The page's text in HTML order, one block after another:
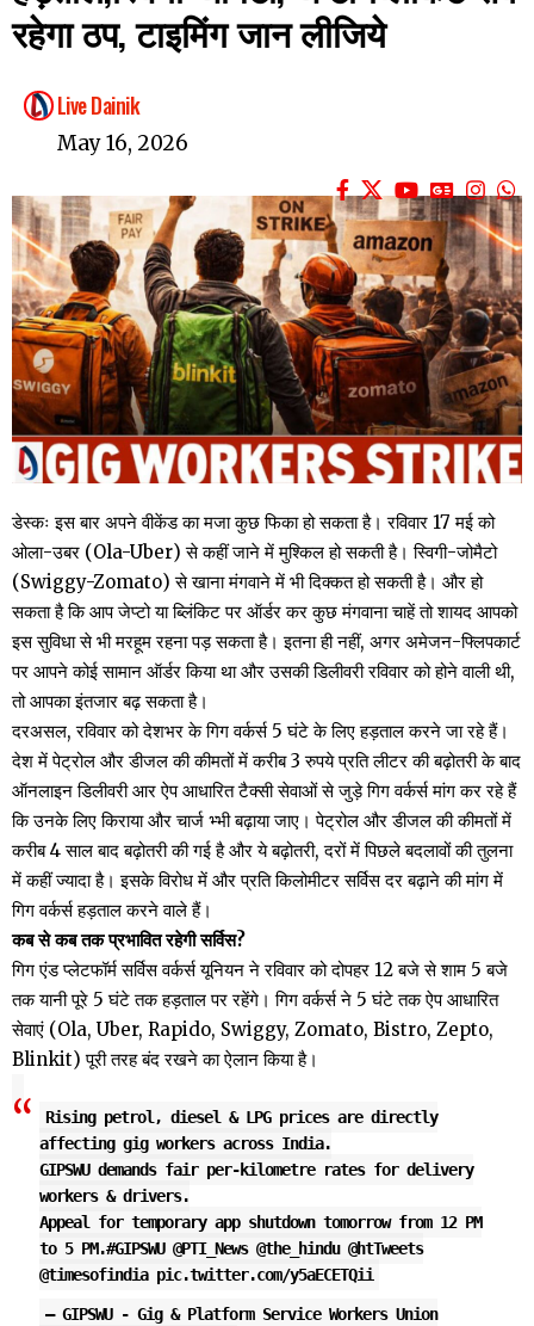
रहेगा ठप, टाइमिंग जान लीजिये
Live Dainik
May 16, 2026
डेस्कः इस बार अपने वीकेंड का मजा कुछ फिका हो सकता है। रविवार 17 मई को
ओला-उबर (Ola-Uber) से कहीं जाने में मुश्किल हो सकती है। स्विगी-जोमैटो
(Swiggy-Zomato) से खाना मंगवाने में भी दिक्‍कत हो सकती है। और हो
सकता है कि आप जेप्‍टो या ब्लिंकिट पर ऑर्डर कर कुछ मंगवाना चाहें तो शायद आपको
इस सुविधा से भी मरहूम रहना पड़ सकता है। इतना ही नहीं, अगर अमेजन-फ्लिपकार्ट
पर आपने कोई सामान ऑर्डर किया था और उसकी डिलीवरी रविवार को होने वाली थी,
तो आपका इंतजार बढ़ सकता है।
दरअसल, रविवार को देशभर के गिग वर्कर्स 5 घंटे के लिए हड़ताल करने जा रहे हैं।
देश में पेट्रोल और डीजल की कीमतों में करीब 3 रुपये प्रति लीटर की बढ़ोतरी के बाद
ऑनलाइन डिलीवरी आर ऐप आधारित टैक्‍सी सेवाओं से जुड़े गिग वर्कर्स मांग कर रहे हैं
कि उनके लिए किराया और चार्ज भ्‍भी बढ़ाया जाए। पेट्रोल और डीजल की कीमतों में
करीब 4 साल बाद बढ़ोतरी की गई है और ये बढ़ोतरी, दरों में पिछले बदलावों की तुलना
में कहीं ज्‍यादा है। इसके विरोध में और प्रति किलोमीटर सर्विस दर बढ़ाने की मांग में
गिग वर्कर्स हड़ताल करने वाले हैं।
कब से कब तक प्रभावित रहेगी सर्विस?
गिग एंड प्लेटफॉर्म सर्विस वर्कर्स यूनियन ने रविवार को दोपहर 12 बजे से शाम 5 बजे
तक यानी पूरे 5 घंटे तक हड़ताल पर रहेंगे। गिग वर्कर्स ने 5 घंटे तक ऐप आधारित
सेवाएं (Ola, Uber, Rapido, Swiggy, Zomato, Bistro, Zepto,
Blinkit) पूरी तरह बंद रखने का ऐलान किया है।
Rising petrol, diesel & LPG prices are directly
affecting gig workers across India.
GIPSWU demands fair per-kilometre rates for delivery
workers & drivers.
Appeal for temporary app shutdown tomorrow from 12 PM
to 5 PM.#GIPSWU @PTI_News @the_hindu @htTweets
@timesofindia pic.twitter.com/y5aECETQii
— GIPSWU - Gig & Platform Service Workers Union